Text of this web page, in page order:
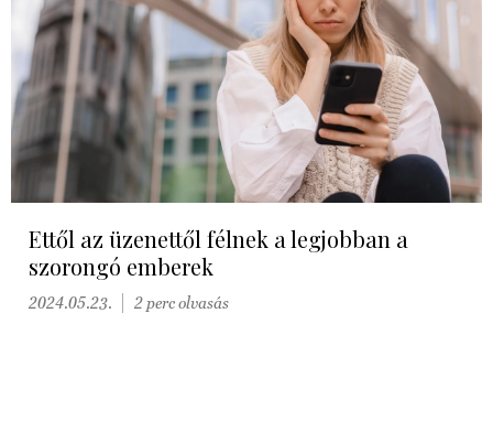
Ettől az üzenettől félnek a legjobban a
szorongó emberek
2024.05.23. 2 perc olvasás